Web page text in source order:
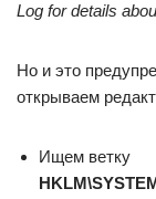
Log for details
Но и это
открываем
Ищем ветку